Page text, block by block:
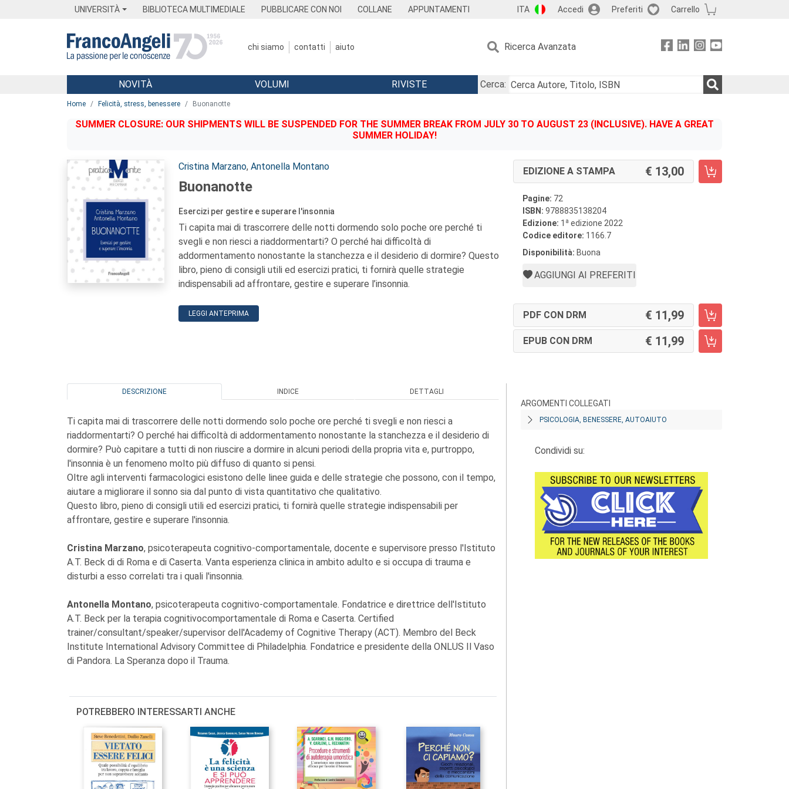
UNIVERSITÀ BIBLIOTECA MULTIMEDIALE PUBBLICARE CON NOI COLLANE APPUNTAMENTI ITA Accedi Preferiti Carrello
chi siamo contatti aiuto Ricerca Avanzata
Menu
NOVITÀ VOLUMI RIVISTE
Cerca:
Home Felicità, stress, benessere Buonanotte
SUMMER CLOSURE: OUR SHIPMENTS WILL BE SUSPENDED FOR THE SUMMER BREAK FROM JULY 30 TO AUGUST 23 (INCLUSIVE). HAVE A GREAT
SUMMER HOLIDAY!
Autori:
Cristina Marzano, Antonella Montano
Buonanotte
Esercizi per gestire e superare l'insonnia
Ti capita mai di trascorrere delle notti dormendo solo poche ore perché ti
svegli e non riesci a riaddormentarti? O perché hai difficoltà di
addormentamento nonostante la stanchezza e il desiderio di dormire? Questo
libro, pieno di consigli utili ed esercizi pratici, ti fornirà quelle strategie
indispensabili ad affrontare, gestire e superare l’insonnia.
LEGGI ANTEPRIMA
EDIZIONE A STAMPA 13,00
Pagine: 72
ISBN: 9788835138204
Edizione: 1 a edizione 2022
Codice editore: 1166.7
Disponibilità: Buona
AGGIUNGI AI PREFERITI
PDF CON DRM 11,99
EPUB CON DRM 11,99
DESCRIZIONE INDICE DETTAGLI
Ti capita mai di trascorrere delle notti dormendo solo poche ore perché ti svegli e non riesci a
riaddormentarti? O perché hai difficoltà di addormentamento nonostante la stanchezza e il desiderio di
dormire? Può capitare a tutti di non riuscire a dormire in alcuni periodi della propria vita e, purtroppo,
l'insonnia è un fenomeno molto più diffuso di quanto si pensi.
Oltre agli interventi farmacologici esistono delle linee guida e delle strategie che possono, con il tempo,
aiutare a migliorare il sonno sia dal punto di vista quantitativo che qualitativo.
Questo libro, pieno di consigli utili ed esercizi pratici, ti fornirà quelle strategie indispensabili per
affrontare, gestire e superare l'insonnia.
Cristina Marzano, psicoterapeuta cognitivo-comportamentale, docente e supervisore presso l'Istituto
A.T. Beck di di Roma e di Caserta. Vanta esperienza clinica in ambito adulto e si occupa di trauma e
disturbi a esso correlati tra i quali l'insonnia.
Antonella Montano, psicoterapeuta cognitivo-comportamentale. Fondatrice e direttrice dell'Istituto
A.T. Beck per la terapia cognitivocomportamentale di Roma e Caserta. Certified
trainer/consultant/speaker/supervisor dell'Academy of Cognitive Therapy (ACT). Membro del Beck
Institute International Advisory Committee di Philadelphia. Fondatrice e presidente della ONLUS Il Vaso
di Pandora. La Speranza dopo il Trauma.
POTREBBERO INTERESSARTI ANCHE
ARGOMENTI COLLEGATI
PSICOLOGIA, BENESSERE, AUTOAIUTO
Condividi su: